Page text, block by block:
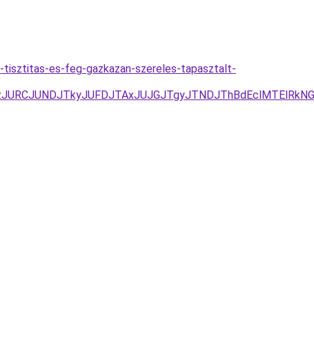
tisztitas-es-feg-gazkazan-szereles-tapasztalt-